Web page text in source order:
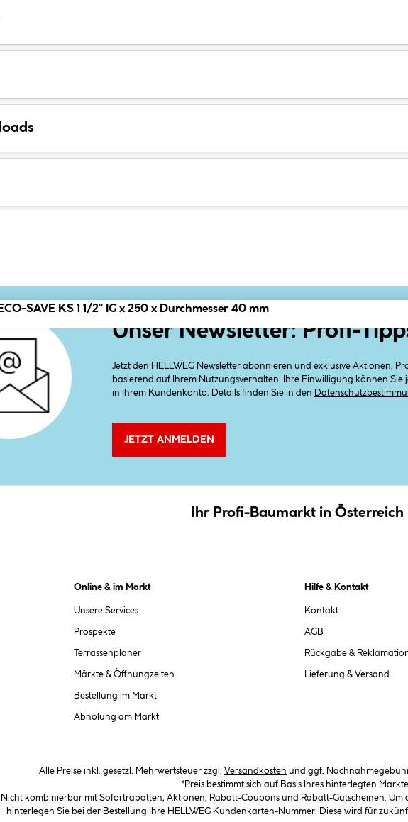
SAVE KS 1 1/2" IG x 250 x Durchmesser 40 mm
Unser Newsletter: Profi-
Jetzt den HELLWEG Newsletter abonnieren und exklusive Aktionen,
basierend auf Ihrem Nutzungsverhalten. Ihre Einwilligung können
in Ihrem Kundenkonto. Details finden Sie in den
JETZT ANMELDEN
Ihr Profi-Baumarkt in Österreich
Online & im Markt
Unsere Services
Prospekte
Terrassenplaner
Märkte & Öffnungzeiten
Bestellung im Markt
Abholung am Markt
Hilfe & Kontakt
Kontakt
AGB
Rückgabe &
Lieferung & Versand
Alle Preise inkl. gesetzl. Mehrwertsteuer zzgl. Versandkosten und ggf.
*Preis bestimmt sich auf Basis Ihres hinterlegten
kombinierbar mit Sofortrabatten, Aktionen, Rabatt-Coupons und Rabatt-Gutscheinen.
hinterlegen Sie bei der Bestellung Ihre HELLWEG Kundenkarten-Nummer. Diese wird für